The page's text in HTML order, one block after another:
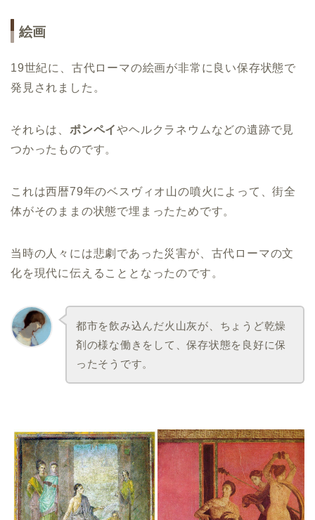
絵画
19世紀に、古代ローマの絵画が非常に良い保存状態で
発見されました。
それらは、 ポンペイやヘルクラネウムなどの遺跡で見
つかったものです。
これは西暦79年のベスヴィオ山の噴火によって、街全
体がそのままの状態で埋まったためです。
当時の人々には悲劇であった災害が、古代ローマの文
化を現代に伝えることとなったのです。
都市を飲み込んだ火山灰が、ちょうど乾燥
剤の様な働きをして、保存状態を良好に保
ったそうです。